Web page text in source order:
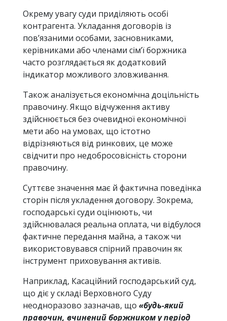
Окрему увагу суди приділяють особі
контрагента. Укладання договорів із
пов’язаними особами, засновниками,
керівниками або членами сім’ї боржника
часто розглядається як додатковий
індикатор можливого зловживання.
Також аналізується економічна доцільність
правочину. Якщо відчуження активу
здійснюється без очевидної економічної
мети або на умовах, що істотно
відрізняються від ринкових, це може
свідчити про недобросовісність сторони
правочину.
Суттєве значення має й фактична поведінка
сторін після укладення договору. Зокрема,
господарські суди оцінюють, чи
здійснювалася реальна оплата, чи відбулося
фактичне передання майна, а також чи
використовувався спірний правочин як
інструмент приховування активів.
Наприклад, Касаційний господарський суд,
що діє у складі Верховного Суду
неодноразово зазначав, що «будь-який
правочин, вчинений боржником у період